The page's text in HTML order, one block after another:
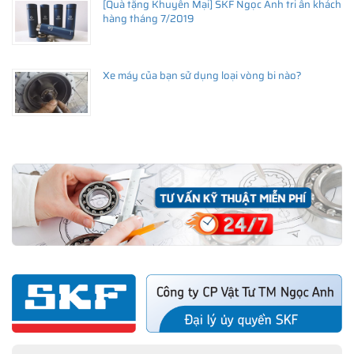
[Quà tặng Khuyến Mại] SKF Ngọc Anh tri ân khách
hàng tháng 7/2019
Xe máy của bạn sử dụng loại vòng bi nào?